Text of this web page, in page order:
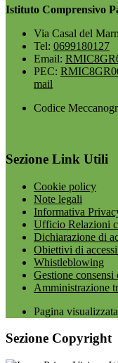
Istituto Comprensivo
Via Casal del
Tel: 0699180127
Email:
PEC:
mail
Codice
Sezione Link Utili
Cookie policy
Note legali
Informativa
Ufficio Relazioni
Dichiarazione di
Obiettivi di
Whistleblowing
Gestione consensi
Amministrazione
Pagina visualizzata
Sezione Copyright